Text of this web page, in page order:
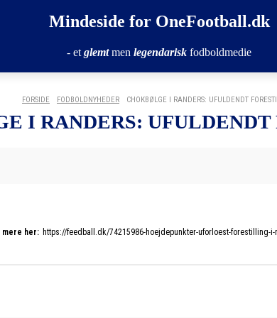
Mindeside for OneFootball.dk
- et glemtmen legendarisk fodboldmedie
FORSIDE FODBOLDNYHEDER CHOKBØLGE I RANDERS: UFULDENDT
I RANDERS:
her: https://feedball.dk/74215986-hoejdepunkter-uforloest-forestilling-i-